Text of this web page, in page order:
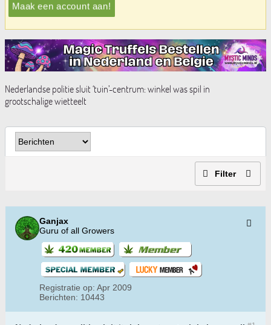
Maak een account aan!
Nederlandse politie sluit ‘tuin’-centrum: winkel was spil in
grootschalige wietteelt
Filter
Ganjax
Guru of all Growers
Registratie op: Apr 2009
Berichten: 10443